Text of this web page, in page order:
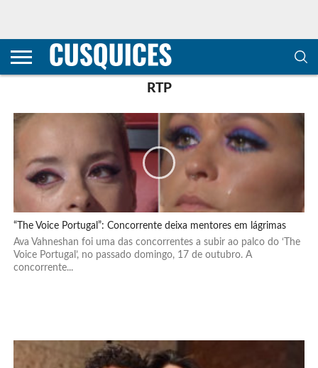
CONTACTOS
HOME
POLÍTICA DE
E COOKIES
SOBRE
TERMOS E
TRANSPARÊNCIA
METODOLOGIA
RTP
“The Voice Portugal”: Concorrente deixa mentores em lágrimas
Ava Vahneshan foi uma das concorrentes a subir ao palco do ‘The
Voice Portugal’, no passado domingo, 17 de outubro. A
concorrente...